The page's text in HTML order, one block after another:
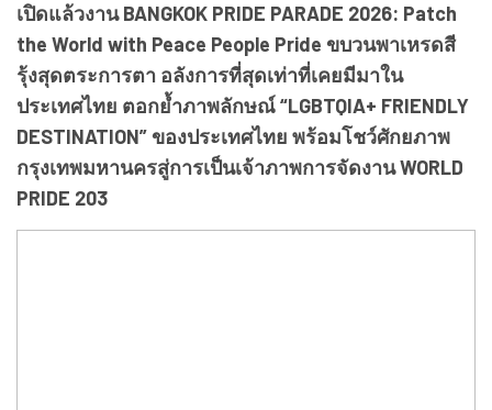
เปิดแล้วงาน BANGKOK PRIDE PARADE 2026: Patch
the World with Peace People Pride ขบวนพาเหรดสี
รุ้งสุดตระการตา อลังการที่สุดเท่าที่เคยมีมาใน
ประเทศไทย ตอกย้ำภาพลักษณ์ “LGBTQIA+ FRIENDLY
DESTINATION” ของประเทศไทย พร้อมโชว์ศักยภาพ
กรุงเทพมหานครสู่การเป็นเจ้าภาพการจัดงาน WORLD
PRIDE 203